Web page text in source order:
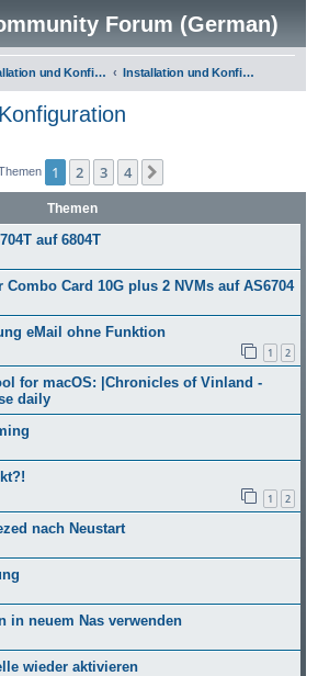
Forum (German)
Installation und Konfiguration Installation und Konfiguration
1 2 3 4
Themen
auf 6804T
Card 10G plus 2 NVMs auf AS6704
eMail ohne Funktion
1 2
for macOS: |Chronicles of Vinland -
daily
1 2
nach Neustart
in neuem Nas verwenden
wieder aktivieren